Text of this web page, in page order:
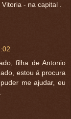
- na capital .
filha de Antonio
estou á procura
me ajudar, eu